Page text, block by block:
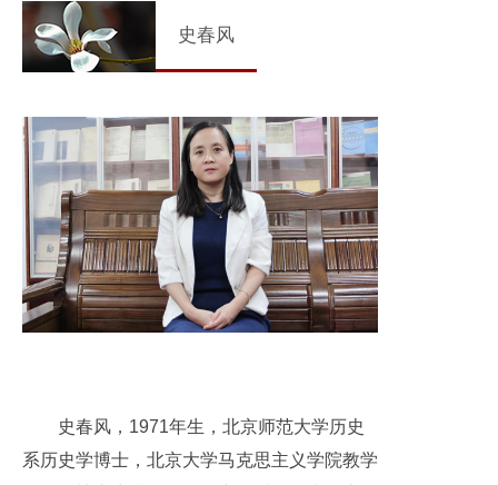
史春风
史春风， 1971年生，北京师范大学历史
系历史学博士，北京大学马克思主义学院教学